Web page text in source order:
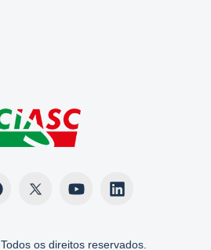
Todos os direitos reservados.